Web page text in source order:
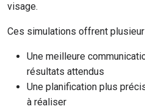
visage.
Ces simulations offrent
Une meilleure
résultats attendus
Une planification plus
à réaliser